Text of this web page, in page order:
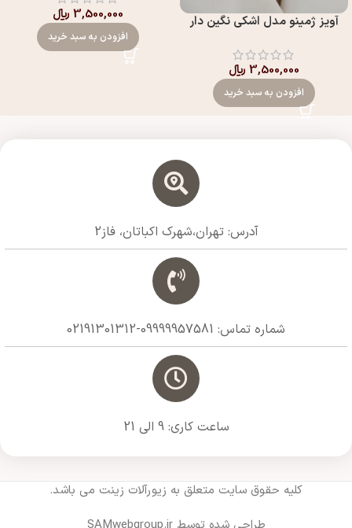
آويز ژمینو مدل اشکي نگين دار
3,500,000 ﷼
افزودن به سبد خرید
3,500,000 ﷼
افزودن به سبد خرید
آدرس: تهران،شهرک اکباتان، فاز2
شماره تماس: 09999957581-02191301312
ساعت کاری: 9 الی 21
کلیه حقوق سایت متعلق به زیورآلات زینت می باشد.